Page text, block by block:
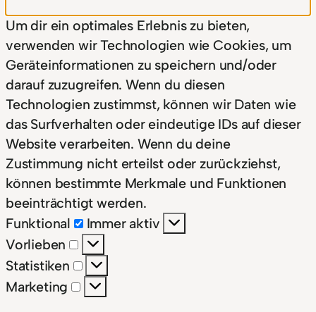
Um dir ein optimales Erlebnis zu bieten,
verwenden wir Technologien wie Cookies, um
Geräteinformationen zu speichern und/oder
darauf zuzugreifen. Wenn du diesen
Technologien zustimmst, können wir Daten wie
das Surfverhalten oder eindeutige IDs auf dieser
Website verarbeiten. Wenn du deine
Zustimmung nicht erteilst oder zurückziehst,
können bestimmte Merkmale und Funktionen
beeinträchtigt werden.
Funktional
Funktional
Immer aktiv
Vorlieben
Vorlieben
Statistiken Statistiken
Marketing Marketing